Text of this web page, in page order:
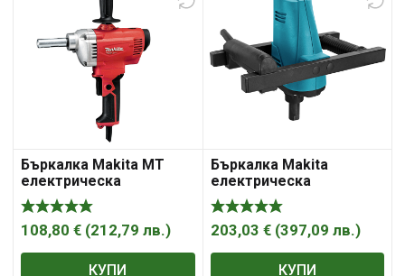
Бъркалка Makita MT
електрическа
едношпинделна M14,
800 W, 0-700 об./мин,
M6600
108,80 € (212,79 лв.)
КУПИ
Бъркалка Makita
електрическа
едношпинделна M14,
960 W, 0-590 об./мин,
UT1200
203,03 € (397,09 лв.)
КУПИ